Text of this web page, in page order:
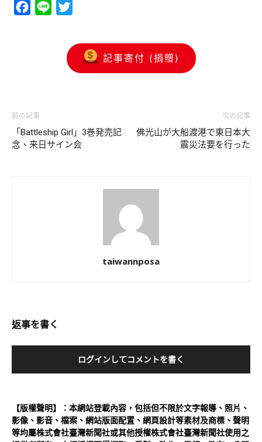
Facebook
Line
記事寄付 (捐贈)
前の記事
「Battleship Girl」3巻発売記
念、来日サイン会
次の記事
佛光山が大船渡港で東日本大
震災法要を行った
taiwannposa
返事を書く
ログインしてコメントを書く
【版權聲明】：本網站登載內容，包括但不限於文字報導、照片、
影像、影音、檔案、網站版面配置、網頁設計等素材及商標、聲明
等均屬株式會社臺灣新聞社或其他授權株式會社臺灣新聞社使用之